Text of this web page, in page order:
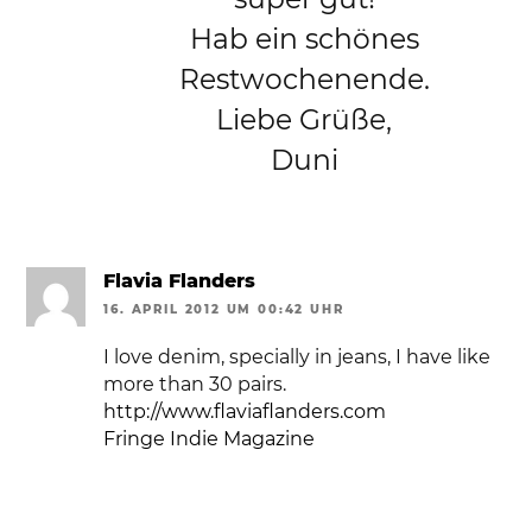
Hab ein schönes
Restwochenende.
Liebe Grüße,
Duni
Flavia Flanders
16. APRIL 2012 UM 00:42 UHR
I love denim, specially in jeans, I have like
more than 30 pairs.
http://www.flaviaflanders.com
Fringe Indie Magazine